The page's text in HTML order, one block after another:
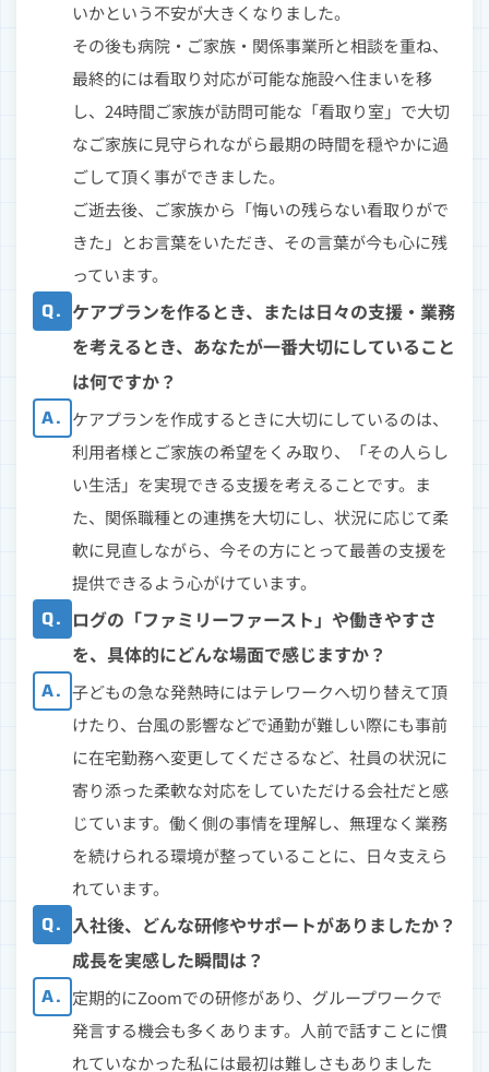
いかという不安が大きくなりました。
その後も病院・ご家族・関係事業所と相談を重ね、
最終的には看取り対応が可能な施設へ住まいを移
し、24時間ご家族が訪問可能な「看取り室」で大切
なご家族に見守られながら最期の時間を穏やかに過
ごして頂く事ができました。
ご逝去後、ご家族から「悔いの残らない看取りがで
きた」とお言葉をいただき、その言葉が今も心に残
っています。
Q. ケアプランを作るとき、または日々の支援・業務
を考えるとき、あなたが一番大切にしていること
は何ですか？
A. ケアプランを作成するときに大切にしているのは、
利用者様とご家族の希望をくみ取り、「その人らし
い生活」を実現できる支援を考えることです。ま
た、関係職種との連携を大切にし、状況に応じて柔
軟に見直しながら、今その方にとって最善の支援を
提供できるよう心がけています。
Q. ログの「ファミリーファースト」や働きやすさ
を、具体的にどんな場面で感じますか？
A. 子どもの急な発熱時にはテレワークへ切り替えて頂
けたり、台風の影響などで通勤が難しい際にも事前
に在宅勤務へ変更してくださるなど、社員の状況に
寄り添った柔軟な対応をしていただける会社だと感
じています。働く側の事情を理解し、無理なく業務
を続けられる環境が整っていることに、日々支えら
れています。
Q. 入社後、どんな研修やサポートがありましたか？
成長を実感した瞬間は？
A. 定期的にZoomでの研修があり、グループワークで
発言する機会も多くあります。人前で話すことに慣
れていなかった私には最初は難しさもありました